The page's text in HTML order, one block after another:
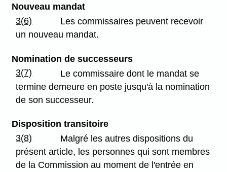
Nouveau mandat
3(6)
Les commissaires peuvent recevoir
un nouveau mandat.
Nomination de successeurs
3(7)
Le commissaire dont le mandat se
termine demeure en poste jusqu'à la nomination
de son successeur.
Disposition transitoire
3(8)
Malgré les autres dispositions du
présent article, les personnes qui sont membres
de la Commission au moment de l'entrée en